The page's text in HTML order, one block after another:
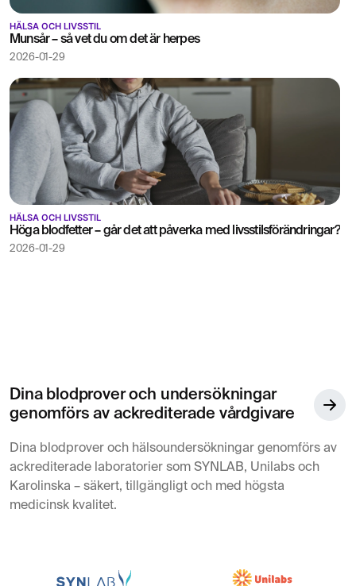
HÄLSA OCH LIVSSTIL
Munsår – så vet du om det är herpes
2026-01-29
HÄLSA OCH LIVSSTIL
Höga blodfetter – går det att påverka med livsstilsförändringar?
2026-01-29
Dina blodprover och undersökningar
genomförs av ackrediterade vårdgivare
Dina blodprover och hälsoundersökningar genomförs av
ackrediterade laboratorier som SYNLAB, Unilabs och
Karolinska – säkert, tillgängligt och med högsta
medicinsk kvalitet.